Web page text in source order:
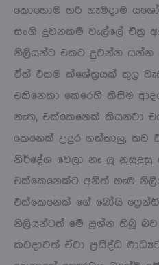
කොහොම හරි හැමදාම යශෝ
සංගි දුවනකම් වැල්ලේ චිත්‍ර
නිලියන්ට එකට දුවන්න යන්න
ඒත් එකම ක්ශේත්‍රයක් තුල
එකිනෙකා කෙරෙහි කිසිම
නැත, එක්කෙනෙක් කියනවා
කෙනෙක් උදුර ගත්තාලු, තව
නිර්දේශ වෙලා නෑ ලු නුසුදුසු
එක්කෙනෙක්ට අනිත් හැම
එක්කෙනෙක් ගේ බෝයි
නිලියන්ටත් මේ ප්‍රශ්න තිබූ
කවදාවත් ඒවා ප්‍රසිද්ධ